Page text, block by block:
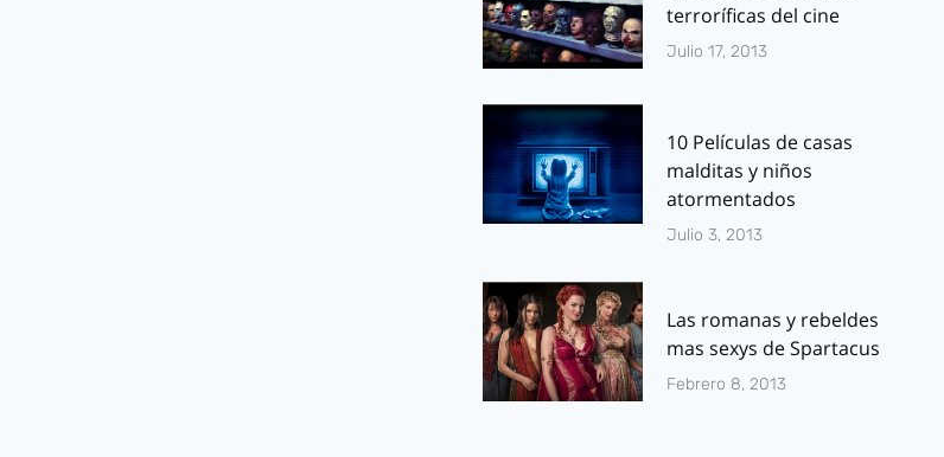
terroríficas del cine
Julio 17, 2013
10 Películas de casas
malditas y niños
atormentados
Julio 3, 2013
Las romanas y rebeldes
mas sexys de Spartacus
Febrero 8, 2013